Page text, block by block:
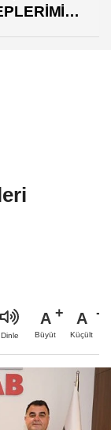
Destek
Dinle
A
Büyüt
A
Küçült